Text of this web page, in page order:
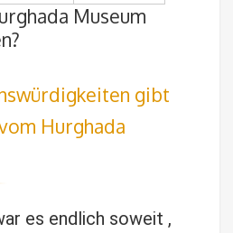
Museum
gibt
Hurghada
es endlich soweit ,